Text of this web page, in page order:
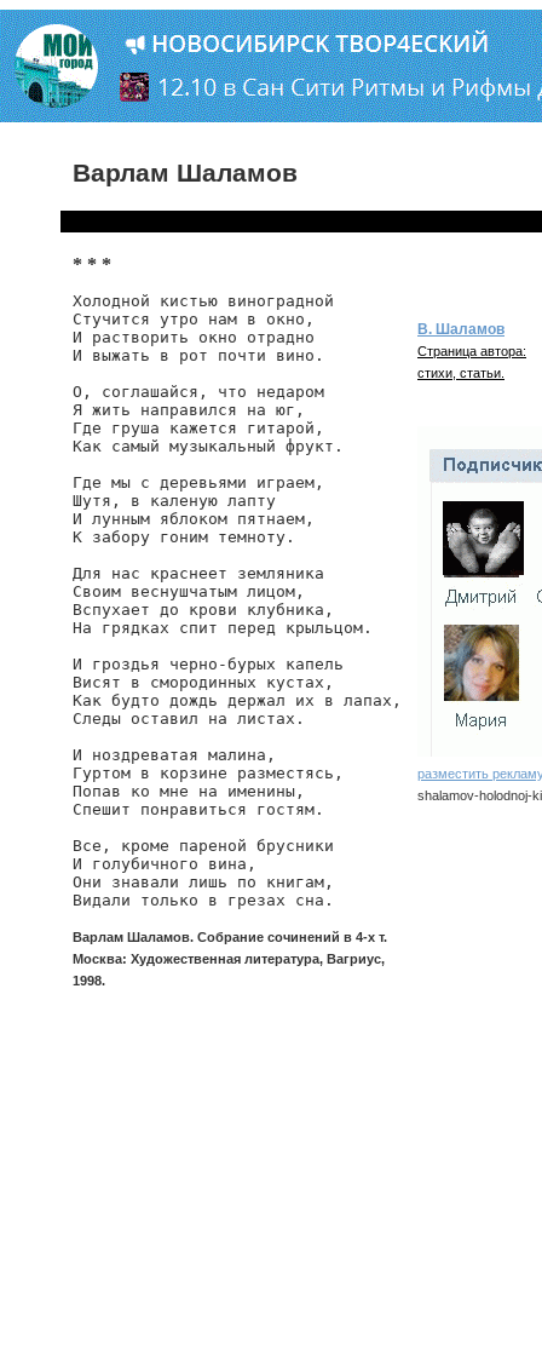
Варлам Шаламов
* * *
Холодной кистью виноградной
Стучится утро нам в окно,
И растворить окно отрадно
И выжать в рот почти вино.
О, соглашайся, что недаром
Я жить направился на юг,
Где груша кажется гитарой,
Как самый музыкальный фрукт.
Где мы с деревьями играем,
Шутя, в каленую лапту
И лунным яблоком пятнаем,
К забору гоним темноту.
Для нас краснеет земляника
Своим веснушчатым лицом,
Вспухает до крови клубника,
На грядках спит перед крыльцом.
И гроздья черно-бурых капель
Висят в смородинных кустах,
Как будто дождь держал их в лапах,
Следы оставил на листах.
И ноздреватая малина,
Гуртом в корзине разместясь,
Попав ко мне на именины,
Спешит понравиться гостям.
Все, кроме пареной брусники
И голубичного вина,
Они знавали лишь по книгам,
Видали только в грезах сна.
Варлам Шаламов. Собрание сочинений в 4-х т.
Москва: Художественная литература, Вагриус,
1998.
В. Шаламов
Страница автора:
стихи, статьи.
разместить
shalamov-holodnoj-